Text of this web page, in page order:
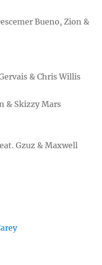
Bueno, Zion &
& Chris Willis
& Skizzy Mars
Gzuz & Maxwell